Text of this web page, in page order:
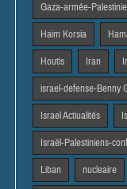
Gaza-armée-
Haim Korsia
Houtis Iran
israel-defense-Benny
Israel Actiualités
Israël-Palestiniens-
Liban nucleaire